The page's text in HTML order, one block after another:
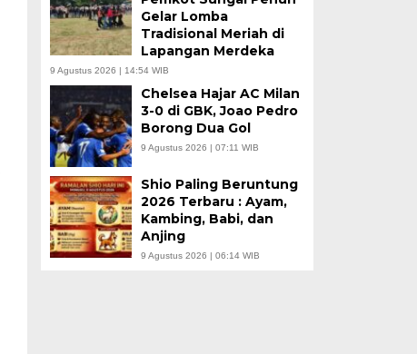
Gelar Lomba
Tradisional Meriah di
Lapangan Merdeka
9 Agustus 2026 | 14:54 WIB
Chelsea Hajar AC Milan
3-0 di GBK, Joao Pedro
Borong Dua Gol
9 Agustus 2026 | 07:11 WIB
Shio Paling Beruntung
2026 Terbaru : Ayam,
Kambing, Babi, dan
Anjing
9 Agustus 2026 | 06:14 WIB